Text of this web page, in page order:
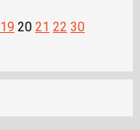
19 20 21 22 30